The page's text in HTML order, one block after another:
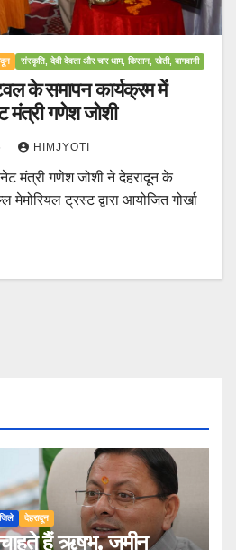
संस्कृति, देवी देवता और चार धाम, किसान, खेती, बागवानी
के समापन कार्यक्रम में
मंत्री गणेश जोशी
HIMJYOTI
मंत्री गणेश जोशी ने देहरादून के
मेमोरियल ट्रस्ट द्वारा आयोजित गोर्खा
जिले देहरादून
चाहते हैं ऋषभ, जमीन